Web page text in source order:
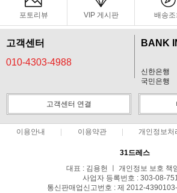
포토리뷰 VIP 게시판 배송조
고객센터
010-4303-4988
BANK
신한은행
국민은행
고객센터 연결
이용안내 이용약관 개인정보처
31드레스
대표 : 김용헌 ㅣ 개인정보 보호 책
사업자 등록번호 : 303-08-
통신판매업신고번호 : 제 2012-